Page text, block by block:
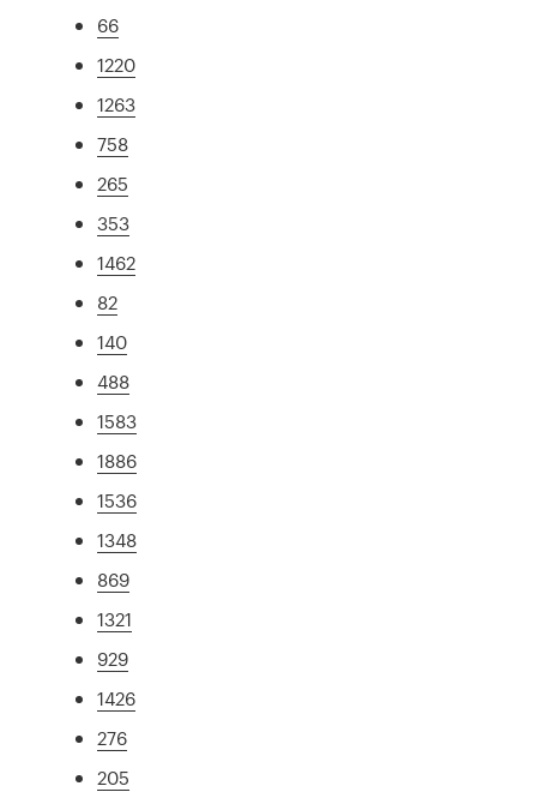
66
1220
1263
758
265
353
1462
82
140
488
1583
1886
1536
1348
869
1321
929
1426
276
205